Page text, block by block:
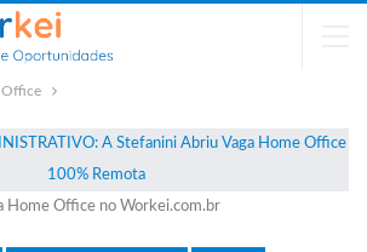
Office
Home Office no Workei.com.br